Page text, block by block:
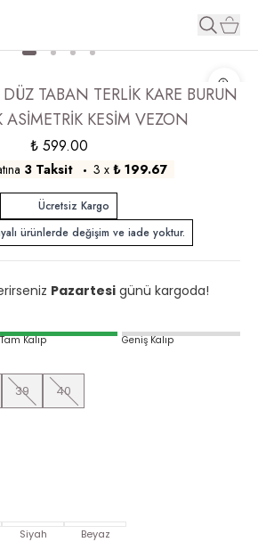
TABAN TERLİK KARE BURUN
KESİM VEZON
₺ 599.00
3 Taksit 3 x ₺ 199.67
Ücretsiz Kargo
ürünlerde değişim ve iade yoktur.
Pazartesi günü kargoda!
Tam Kalıp Geniş Kalıp
39
40
Siyah Beyaz